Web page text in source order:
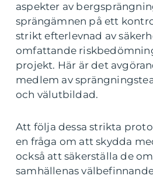
aspekter av
sprängämnen på ett
strikt efterlevnad av
omfattande
projekt. Här är det
medlem av
och välutbildad.
Att följa dessa strikta
en fråga om att skydda
också att säkerställa de
samhällenas